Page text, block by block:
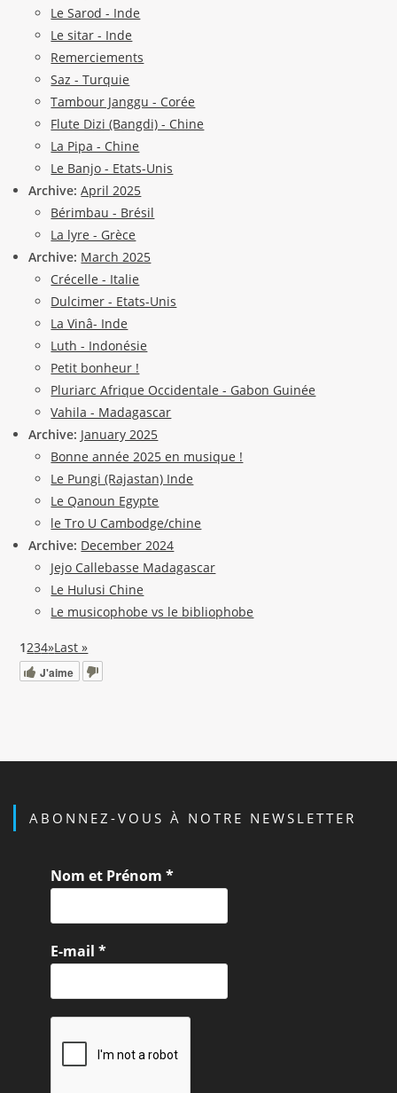
Le Sarod - Inde
Le sitar - Inde
Remerciements
Saz - Turquie
Tambour Janggu - Corée
Flute Dizi (Bangdi) - Chine
La Pipa - Chine
Le Banjo - Etats-Unis
Archive: April 2025
Bérimbau - Brésil
La lyre - Grèce
Archive: March 2025
Crécelle - Italie
Dulcimer - Etats-Unis
La Vinâ- Inde
Luth - Indonésie
Petit bonheur !
Pluriarc Afrique Occidentale - Gabon Guinée
Vahila - Madagascar
Archive: January 2025
Bonne année 2025 en musique !
Le Pungi (Rajastan) Inde
Le Qanoun Egypte
le Tro U Cambodge/chine
Archive: December 2024
Jejo Callebasse Madagascar
Le Hulusi Chine
Le musicophobe vs le bibliophobe
1234»Last »
J'aime
ABONNEZ-VOUS À NOTRE NEWSLETTER
Nom et Prénom*
E-mail*